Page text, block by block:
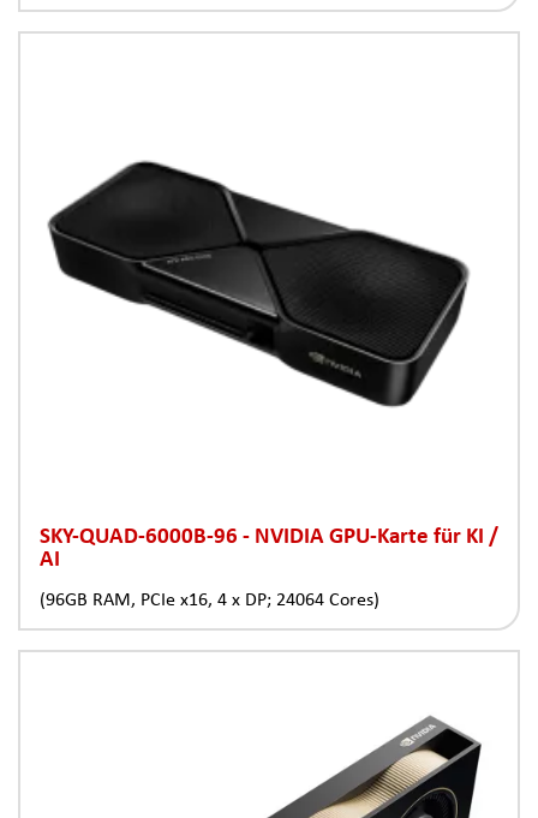
SKY-QUAD-6000B-96 - NVIDIA GPU-Karte für KI /
AI
(96GB RAM, PCIe x16, 4 x DP; 24064 Cores)